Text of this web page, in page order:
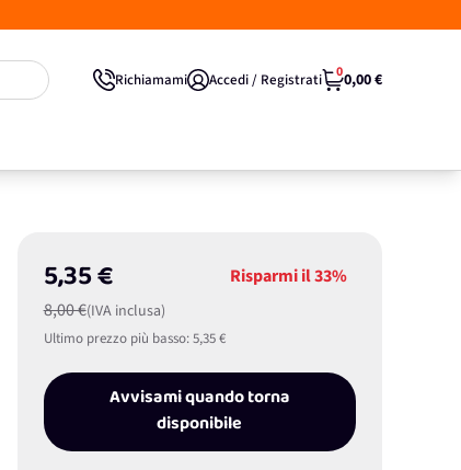
Richiamami Accedi / Registrati 00,00 €
5,35 €
8,00 €(IVA inclusa)
Risparmi il33%
Ultimo prezzo più basso:5,35 €
Avvisami quando torna
disponibile